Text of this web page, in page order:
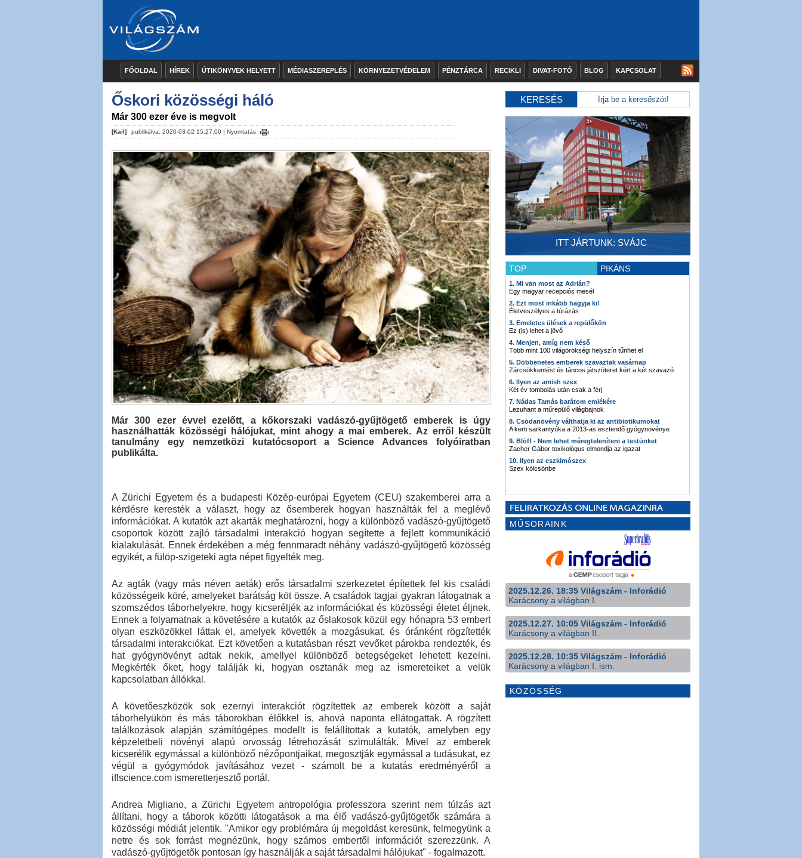
FŐOLDAL HÍREK ÚTIKÖNYVEK HELYETT MÉDIASZEREPLÉS KÖRNYEZETVÉDELEM PÉNZTÁRCA RECIKLI DIVAT-FOTÓ BLOG KAPCSOLAT
Őskori közösségi háló
Már 300 ezer éve is megvolt
[Kail] publikálva: 2020-03-02 15:27:00 | Nyomtatás
Már 300 ezer évvel ezelőtt, a kőkorszaki vadászó-gyűjtögető emberek is úgy
használhatták közösségi hálójukat, mint ahogy a mai emberek. Az erről készült
tanulmány egy nemzetközi kutatócsoport a Science Advances folyóiratban
publikálta.
A Zürichi Egyetem és a budapesti Közép-európai Egyetem (CEU) szakemberei arra a
kérdésre keresték a választ, hogy az ősemberek hogyan használták fel a meglévő
információkat. A kutatók azt akarták meghatározni, hogy a különböző vadászó-gyűjtögető
csoportok között zajló társadalmi interakció hogyan segítette a fejlett kommunikáció
kialakulását. Ennek érdekében a még fennmaradt néhány vadászó-gyűjtögető közösség
egyikét, a fülöp-szigeteki agta népet figyelték meg.
Az agták (vagy más néven aeták) erős társadalmi szerkezetet építettek fel kis családi
közösségeik köré, amelyeket barátság köt össze. A családok tagjai gyakran látogatnak a
szomszédos táborhelyekre, hogy kicseréljék az információkat és közösségi életet éljnek.
Ennek a folyamatnak a követésére a kutatók az őslakosok közül egy hónapra 53 embert
olyan eszközökkel láttak el, amelyek követték a mozgásukat, és óránként rögzítették
társadalmi interakciókat. Ezt követően a kutatásban részt vevőket párokba rendezték, és
hat gyógynövényt adtak nekik, amellyel különböző betegségeket lehetett kezelni.
Megkérték őket, hogy találják ki, hogyan osztanák meg az ismereteiket a velük
kapcsolatban állókkal.
A követőeszközök sok ezernyi interakciót rögzítettek az emberek között a saját
táborhelyükön és más táborokban élőkkel is, ahová naponta ellátogattak. A rögzített
találkozások alapján számítógépes modellt is felállítottak a kutatók, amelyben egy
képzeletbeli növényi alapú orvosság létrehozását szimulálták. Mivel az emberek
kicserélik egymással a különböző nézőpontjaikat, megosztják egymással a tudásukat, ez
végül a gyógymódok javításához vezet - számolt be a kutatás eredményéről a
iflscience.com ismeretterjesztő portál.
Andrea Migliano, a Zürichi Egyetem antropológia professzora szerint nem túlzás azt
állítani, hogy a táborok közötti látogatások a ma élő vadászó-gyűjtögetők számára a
közösségi médiát jelentik. "Amikor egy problémára új megoldást keresünk, felmegyünk a
netre és sok forrást megnézünk, hogy számos embertől információt szerezzünk. A
vadászó-gyűjtögetők pontosan így használják a saját társadalmi hálójukat" - fogalmazott.
KERESÉS
ITT JÁRTUNK: SVÁJC
TOP PIKÁNS
1. Mi van most az Adrián?
Egy magyar recepciós mesél
2. Ezt most inkább hagyja ki!
Életveszélyes a túrázás
3. Emeletes ülések a repülőkön
Ez (is) lehet a jövő
4. Menjen, amíg nem késő
Több mint 100 világörökségi helyszín tűnhet el
5. Döbbenetes emberek szavaztak vasárnap
Zárcsökkentést és táncos játszóteret kért a két szavazó
6. Ilyen az amish szex
Két év tombolás után csak a férj
7. Nádas Tamás barátom emlékére
Lezuhant a műrepülő világbajnok
8. Csodanövény válthatja ki az antibiotikumokat
A kerti sarkantyúka a 2013-as esztendő gyógynövénye
9. Blöff - Nem lehet méregteleníteni a testünket
Zacher Gábor toxikológus elmondja az igazat
10. Ilyen az eszkimószex
Szex kölcsönbe
MŰSORAINK
2025.12.26. 18:35 Világszám - Inforádió
Karácsony a világban I.
2025.12.27. 10:05 Világszám - Inforádió
Karácsony a világban II.
2025.12.28. 10:35 Világszám - Inforádió
Karácsony a világban I. ism.
KÖZÖSSÉG